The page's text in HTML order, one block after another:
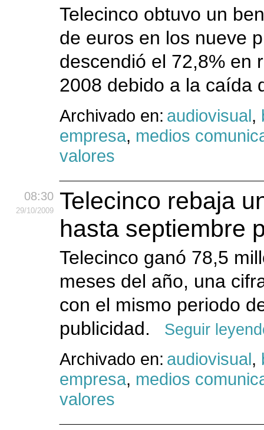
Telecinco obtuvo un
de euros en los nueve
descendió el 72,8% en
2008 debido a la caída
Archivado en: audiovisual,
empresa, medios
valores
08:30
29/10/2009
Telecinco rebaja
hasta septiembre
Telecinco ganó 78,5
meses del año, una
con el mismo periodo
publicidad.
Seguir
Archivado en: audiovisual,
empresa, medios
valores